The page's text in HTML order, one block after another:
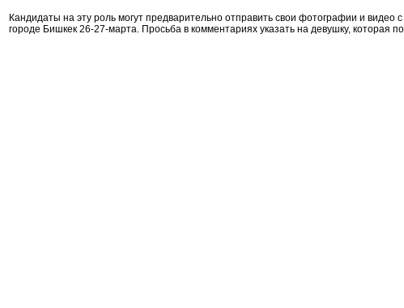
Кандидаты на эту роль могут предварительно отправить свои фотографии и
городе Бишкек 26-27-марта. Просьба в комментариях указать на девушку,